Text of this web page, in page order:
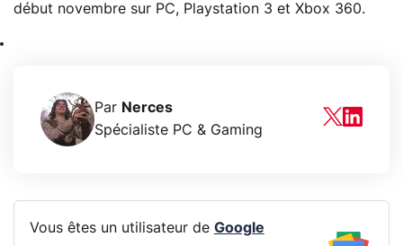
début novembre sur PC, Playstation 3 et Xbox 360.
Par Nerces
Spécialiste PC & Gaming
Vous êtes un utilisateur de Google